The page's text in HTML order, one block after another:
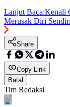
Lanjut Baca:Kenali
Merusak Diri
Share
Copy Link
Batal
Tim Redaksi